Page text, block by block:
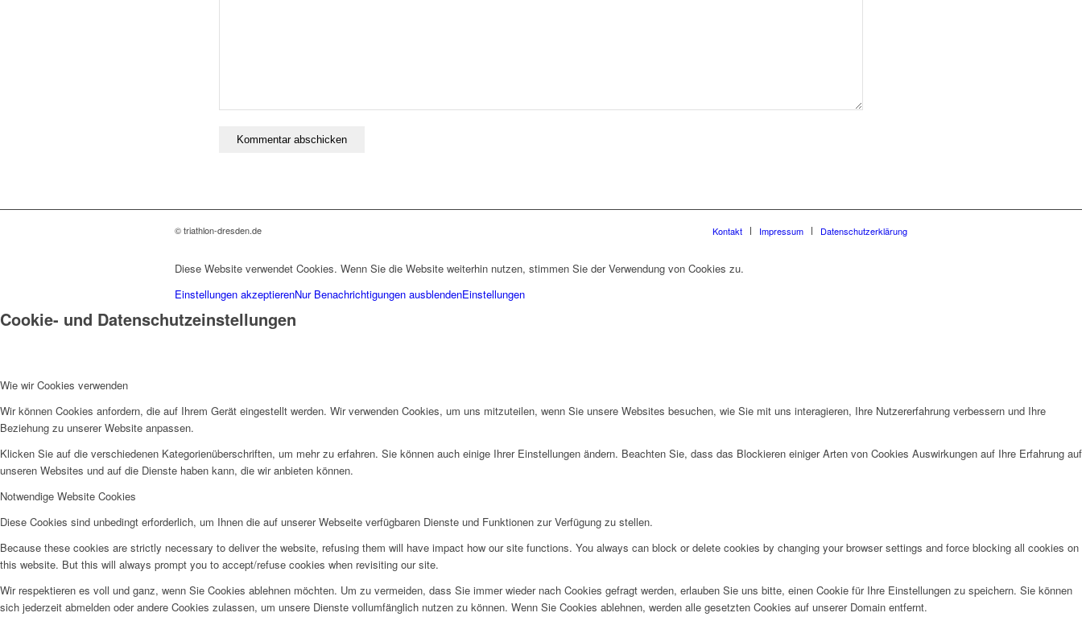
© triathlon-dresden.de Kontakt Impressum Datenschutzerklärung
Diese Website verwendet Cookies. Wenn Sie die Website weiterhin nutzen, stimmen Sie der Verwendung von Cookies zu.
Einstellungen akzeptierenNur Benachrichtigungen ausblendenEinstellungen
Cookie- und Datenschutzeinstellungen
Wie wir Cookies verwenden
Wir können Cookies anfordern, die auf Ihrem Gerät eingestellt werden. Wir verwenden Cookies, um uns mitzuteilen, wenn Sie unsere Websites besuchen, wie Sie mit uns interagieren, Ihre Nutzererfahrung verbessern und Ihre
Beziehung zu unserer Website anpassen.
Klicken Sie auf die verschiedenen Kategorienüberschriften, um mehr zu erfahren. Sie können auch einige Ihrer Einstellungen ändern. Beachten Sie, dass das Blockieren einiger Arten von Cookies Auswirkungen auf Ihre Erfahrung auf
unseren Websites und auf die Dienste haben kann, die wir anbieten können.
Notwendige Website Cookies
Diese Cookies sind unbedingt erforderlich, um Ihnen die auf unserer Webseite verfügbaren Dienste und Funktionen zur Verfügung zu stellen.
Because these cookies are strictly necessary to deliver the website, refusing them will have impact how our site functions. You always can block or delete cookies by changing your browser settings and force blocking all cookies on
this website. But this will always prompt you to accept/refuse cookies when revisiting our site.
Wir respektieren es voll und ganz, wenn Sie Cookies ablehnen möchten. Um zu vermeiden, dass Sie immer wieder nach Cookies gefragt werden, erlauben Sie uns bitte, einen Cookie für Ihre Einstellungen zu speichern. Sie können
sich jederzeit abmelden oder andere Cookies zulassen, um unsere Dienste vollumfänglich nutzen zu können. Wenn Sie Cookies ablehnen, werden alle gesetzten Cookies auf unserer Domain entfernt.